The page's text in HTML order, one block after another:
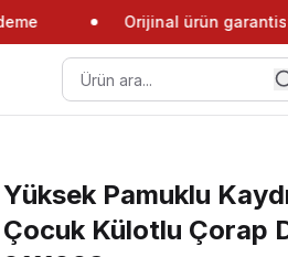
Orijinal ürün garantisi
Yüksek Pamuklu
Çocuk Külotlu Çorap